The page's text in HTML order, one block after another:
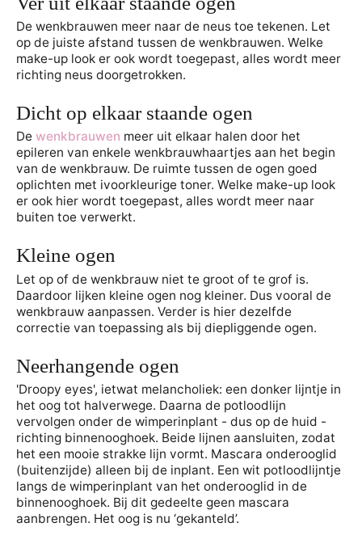
De wenkbrauwen meer naar de neus toe tekenen. Let
op de juiste afstand tussen de wenkbrauwen. Welke
make-up look er ook wordt toegepast, alles wordt meer
richting neus doorgetrokken.
Dicht op elkaar staande ogen
De wenkbrauwen meer uit elkaar halen door het
epileren van enkele wenkbrauwhaartjes aan het begin
van de wenkbrauw. De ruimte tussen de ogen goed
oplichten met ivoorkleurige toner. Welke make-up look
er ook hier wordt toegepast, alles wordt meer naar
buiten toe verwerkt.
Kleine ogen
Let op of de wenkbrauw niet te groot of te grof is.
Daardoor lijken kleine ogen nog kleiner. Dus vooral de
wenkbrauw aanpassen. Verder is hier dezelfde
correctie van toepassing als bij diepliggende ogen.
Neerhangende ogen
'Droopy eyes', ietwat melancholiek: een donker lijntje in
het oog tot halverwege. Daarna de potloodlijn
vervolgen onder de wimperinplant - dus op de huid -
richting binnenooghoek. Beide lijnen aansluiten, zodat
het een mooie strakke lijn vormt. Mascara onderooglid
(buitenzijde) alleen bij de inplant. Een wit potloodlijntje
langs de wimperinplant van het onderooglid in de
binnenooghoek. Bij dit gedeelte geen mascara
aanbrengen. Het oog is nu ‘gekanteld’.